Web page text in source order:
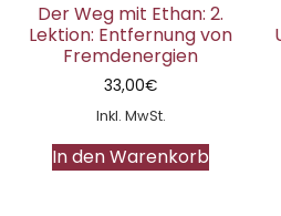
Der Weg mit Ethan: 2.
Lektion: Entfernung von
Fremdenergien
33,00€
Inkl. MwSt.
In den Warenkorb